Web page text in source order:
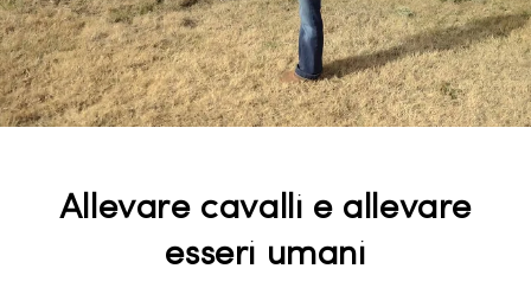
Allevare cavalli e allevare
esseri umani